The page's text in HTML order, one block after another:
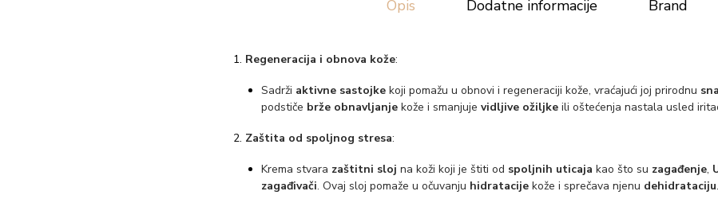
Opis Dodatne informacije Brand
Regeneracija i obnova kože:
Sadrži aktivne sastojke koji pomažu u obnovi i regeneraciji kože, vraćajući joj prirodnu
podstiče brže obnavljanje kože i smanjuje vidljive ožiljke ili oštećenja nastala usled
Zaštita od spoljnog stresa:
Krema stvara zaštitni sloj na koži koji je štiti od spoljnih uticaja kao što su zagađenje,
zagađivači. Ovaj sloj pomaže u očuvanju hidratacije kože i sprečava njenu dehidrataciju.